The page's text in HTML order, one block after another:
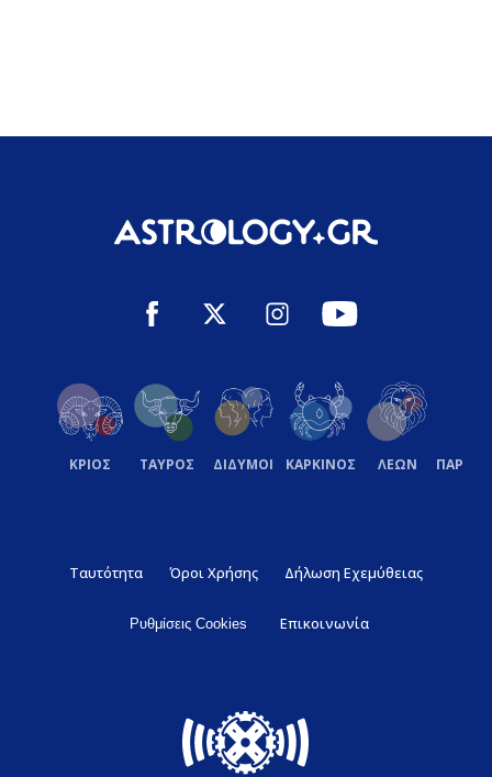
ΚΡΙΟΣ ΤΑΥΡΟΣ ΔΙΔΥΜΟΙ ΚΑΡΚΙΝΟΣ ΛΕΩΝ
Ταυτότητα Όροι Χρήσης Δήλωση Εχεμύθειας
Ρυθμίσεις Cookies Επικοινωνία